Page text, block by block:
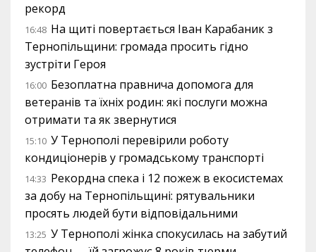
рекорд
16:48 На щиті повертається Іван Карабаник з
Тернопільщини: громада просить гідно
зустріти Героя
16:00 Безоплатна правнича допомога для
ветеранів та їхніх родин: які послуги можна
отримати та як звернутися
15:10 У Тернополі перевірили роботу
кондиціонерів у громадському транспорті
14:33 Рекордна спека і 12 пожеж в екосистемах
за добу на Тернопільщині: рятувальники
просять людей бути відповідальними
13:25 У Тернополі жінка спокусилась на забутий